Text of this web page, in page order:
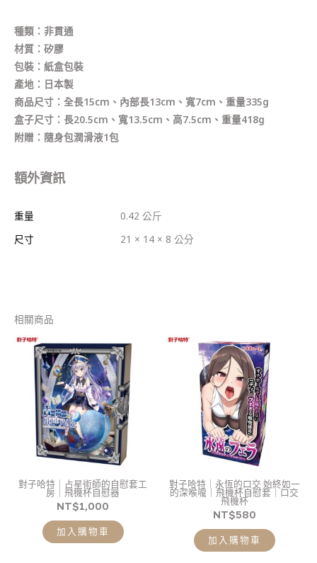
種類：非貫通
材質：矽膠
包裝：紙盒包裝
產地：日本製
商品尺寸：全長15cm、內部長13cm、寬7cm、重量335g
盒子尺寸：長20.5cm、寬13.5cm、高7.5cm、重量418g
附贈：隨身包潤滑液1包
額外資訊
重量
0.42 公斤
尺寸
21 × 14 × 8 公分
相關商品
對子哈特｜占星術師的自慰套工
房｜飛機杯自慰器
NT$1,000
加入購物車
對子哈特｜永恆的口交 始終如一
的深喉嚨｜飛機杯自慰套｜口交
飛機杯
NT$580
加入購物車